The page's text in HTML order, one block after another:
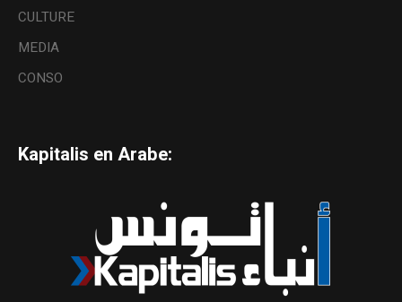
CULTURE
MEDIA
CONSO
Kapitalis en Arabe: